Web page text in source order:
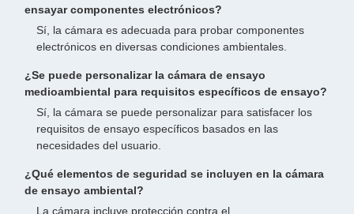
ensayar componentes electrónicos?
Sí, la cámara es adecuada para probar componentes
electrónicos en diversas condiciones ambientales.
¿Se puede personalizar la cámara de ensayo
medioambiental para requisitos específicos de ensayo?
Sí, la cámara se puede personalizar para satisfacer los
requisitos de ensayo específicos basados en las
necesidades del usuario.
¿Qué elementos de seguridad se incluyen en la cámara
de ensayo ambiental?
La cámara incluye protección contra el